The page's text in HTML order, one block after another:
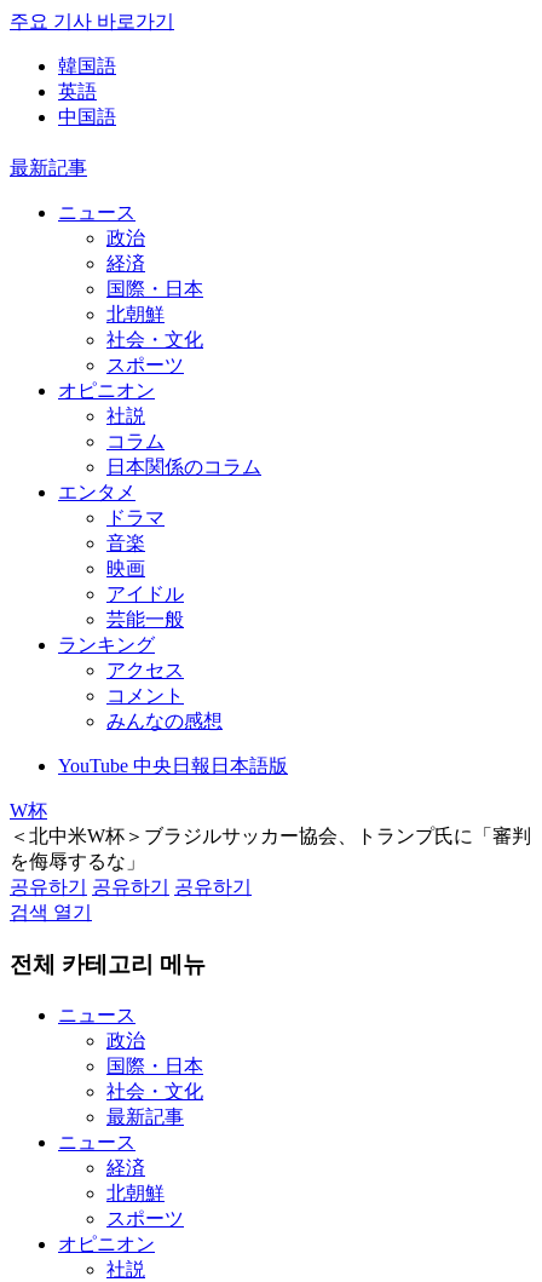
주요 기사 바로가기
韓国語
英語
中国語
最新記事
ニュース
政治
経済
国際・日本
北朝鮮
社会・文化
スポーツ
オピニオン
社説
コラム
日本関係のコラム
エンタメ
ドラマ
音楽
映画
アイドル
芸能一般
ランキング
アクセス
コメント
みんなの感想
YouTube 中央日報日本語版
W杯
＜北中米W杯＞ブラジルサッカー協会、トランプ氏に「審判
を侮辱するな」
공유하기
공유하기
공유하기
검색 열기
전체 카테고리 메뉴
ニュース
政治
国際・日本
社会・文化
最新記事
ニュース
経済
北朝鮮
スポーツ
オピニオン
社説